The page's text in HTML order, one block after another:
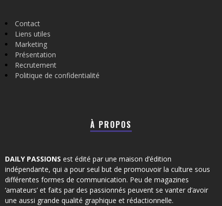
Contact
Liens utiles
Marketing
Présentation
Recrutement
Politique de confidentialité
À PROPOS
DAILY PASSIONS est édité par une maison d’édition
indépendante, qui a pour seul but de promouvoir la culture sous
différentes formes de communication. Peu de magazines
‘amateurs’ et faits par des passionnés peuvent se vanter d’avoir
une aussi grande qualité graphique et rédactionnelle.